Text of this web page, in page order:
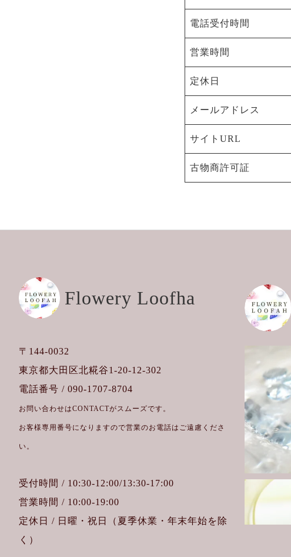
電話受付時間
営業時間
定休日
メールアドレス
サイトURL
古物商許可証
Flowery Loofha
〒144-0032
東京都大田区北糀谷1-20-12-302
電話番号 / 090-1707-8704
お問い合わせはCONTACTがスムーズです。
お客様専用番号になりますので営業のお電話はご遠慮くださ
い。
受付時間 / 10:30-12:00/13:30-17:00
営業時間 / 10:00-19:00
定休日 / 日曜・祝日（夏季休業・年末年始を除
く）